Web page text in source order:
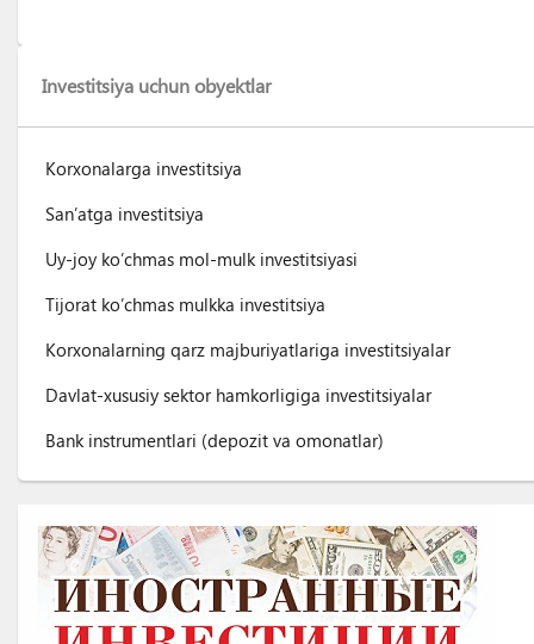
Investitsiya uchun obyektlar
Korxonalarga investitsiya
San’atga investitsiya
Uy-joy ko’chmas mol-mulk investitsiyasi
Tijorat ko’chmas mulkka investitsiya
Korxonalarning qarz majburiyatlariga investitsiyalar
Davlat-xususiy sektor hamkorligiga investitsiyalar
Bank instrumentlari (depozit va omonatlar)